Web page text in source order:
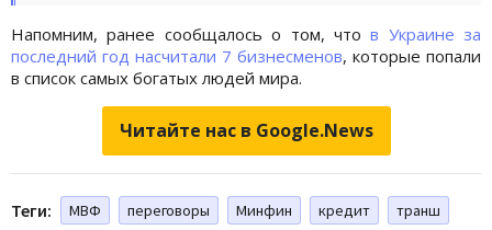
Напомним, ранее сообщалось о том, чтов Украине за
последний год насчитали 7 бизнесменов, которые попали
в список самых богатых людей мира.
Читайте нас в Google.News
Теги: МВФ переговоры Минфин кредит
транш